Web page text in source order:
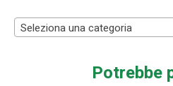
Seleziona una categoria
Potrebbe